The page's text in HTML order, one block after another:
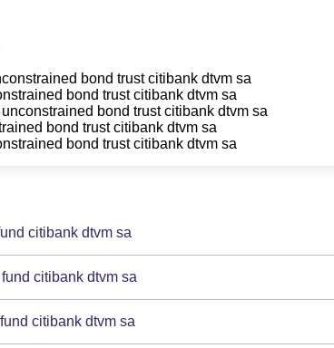
bond trust citibank dtvm sa
bond trust citibank dtvm sa
bond trust citibank dtvm sa
bond trust citibank dtvm sa
bond trust citibank dtvm sa
citibank dtvm sa
citibank dtvm sa
citibank dtvm sa